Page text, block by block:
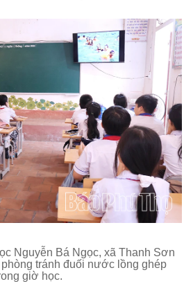
Nguyễn Bá Ngọc, xã Thanh Sơn
tránh đuối nước lồng ghép
giờ học.